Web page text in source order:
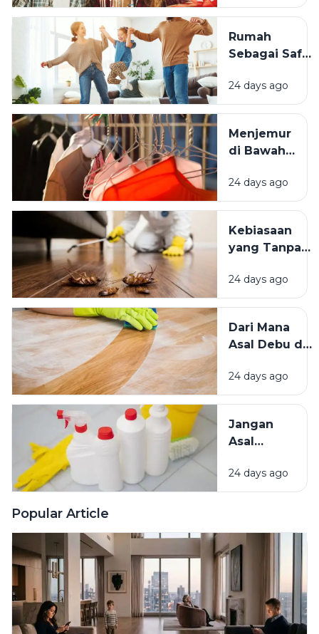
Bertambah
Terasa
Istimewa?
Rumah
Sebagai Safe
Mengapa
Lingkungan
Tinggal yang
Bersih
Kesejahteraan
Kita?
24 days ago
Menjemur
di Bawah
atau Di
Tempat
Mana yang
Lebih
24 days ago
Kebiasaan
yang Tanpa
Mengundang
Kecoak,
Hama
Lainnya Ke
24 days ago
Dari Mana
Asal Debu di
Kenali
Penyebab
Mengatasinya
24 days ago
Jangan
Asal
Bahan
Pembersih
24 days ago
Popular Article